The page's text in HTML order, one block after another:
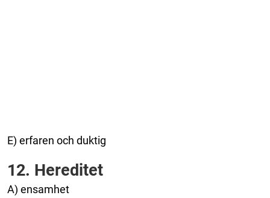
E) erfaren och duktig
12. Hereditet
A) ensamhet